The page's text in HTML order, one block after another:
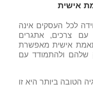
אישית
לכל העסקים אינה
עם צרכים, אתגרים
אישית מאפשרת
שלהם ולהתמודד עם
הטובה ביותר היא זו